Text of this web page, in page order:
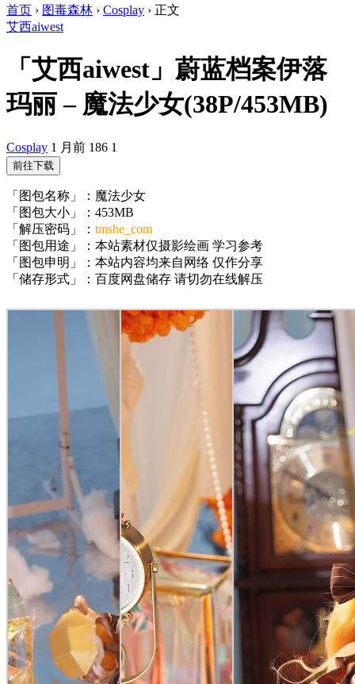
首页 › 图毒森林 › Cosplay › 正文
艾西aiwest
「艾西aiwest」蔚蓝档案伊落
玛丽 – 魔法少女(38P/453MB)
Cosplay 1 月前 186 1
前往下载
「图包名称」：魔法少女
「图包大小」：453MB
「解压密码」： tmshe_com
「图包用途」：本站素材仅摄影绘画 学习参考
「图包申明」：本站内容均来自网络 仅作分享
「储存形式」：百度网盘储存 请切勿在线解压